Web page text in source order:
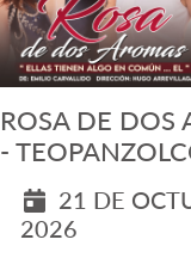
ROSA DE DOS
-
21 DE
2026